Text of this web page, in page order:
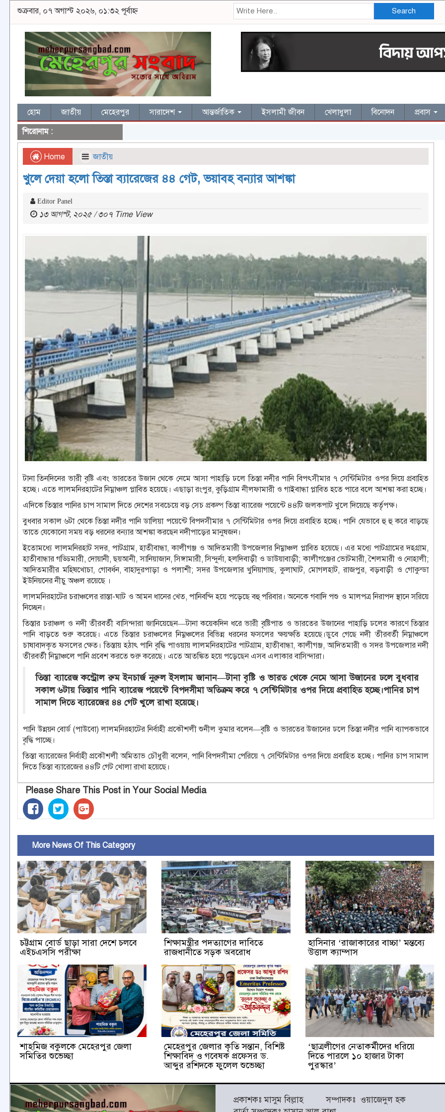
শুক্রবার, ০৭ অগাস্ট ২০২৬, ০১:৩২ পূর্বাহ্ন Search
হোম জাতীয় মেহেরপুর সারাদেশ আন্তর্জাতিক ইসলামী জীবন খেলাধুলা বিনোদন প্রবাস
শিরোনাম :
Home জাতীয়
খুলে দেয়া হলো তিস্তা ব্যারেজের ৪৪ গেট, ভয়াবহ বন্যার আশঙ্কা
Editor Panel
১৩ আগস্ট, ২০২৫ / ৩০৭ Time View
টানা তিনদিনের ভারী বৃষ্টি এবং ভারতের উজান থেকে নেমে আসা পাহাড়ি ঢলে তিস্তা নদীর পানি বিপৎসীমার ৭ সেন্টিমিটার ওপর দিয়ে প্রবাহিত
হচ্ছে। এতে লালমনিরহাটের নিম্নাঞ্চল প্লাবিত হয়েছে। এছাড়া রংপুর, কুড়িগ্রাম নীলফামারী ও গাইবান্ধা প্লাবিত হতে পারে বলে আশঙ্কা করা হচ্ছে।
এদিকে তিস্তার পানির চাপ সামাল দিতে দেশের সবচেয়ে বড় সেচ প্রকল্প তিস্তা ব্যারেজ পয়েন্টে ৪৪টি জলকপাট খুলে দিয়েছে কর্তৃপক্ষ।
বুধবার সকাল ৬টা থেকে তিস্তা নদীর পানি ডালিয়া পয়েন্টে বিপদসীমার ৭ সেন্টিমিটার ওপর দিয়ে প্রবাহিত হচ্ছে। পানি যেভাবে হু হু করে বাড়ছে
তাতে যেকোনো সময় বড় ধরনের বন্যার আশঙ্কা করছেন নদীপাড়ের মানুষজন।
ইতোমধ্যে লালমনিরহাট সদর, পাটগ্রাম, হাতীবান্ধা, কালীগঞ্জ ও আদিতমারী উপজেলার নিম্নাঞ্চল প্লাবিত হয়েছে। এর মধ্যে পাটগ্রামের দহগ্রাম,
হাতীবান্ধার গড্ডিমারী, দোয়ানী, ছয়আনী, সানিয়াজান, সিঙ্গামারী, সিন্দুর্না, হলদিবাড়ী ও ডাউয়াবাড়ী; কালীগঞ্জের ভোটমারী, শৈলমারী ও নোহালী;
আদিতমারীর মহিষখোচা, গোবর্ধন, বাহাদুরপাড়া ও পলাশী; সদর উপজেলার খুনিয়াগাছ, কুলাঘাট, মোগলহাট, রাজপুর, বড়বাড়ী ও গোকুন্ডা
ইউনিয়নের নীচু অঞ্চল রয়েছে ।
লালমনিরহাটের চরাঞ্চলের রাস্তা-ঘাট ও আমন ধানের খেত, পানিবন্দি হয়ে পড়েছে বহু পরিবার। অনেকে গবাদি পশু ও মালপত্র নিরাপদ স্থানে সরিয়ে
নিচ্ছেন।
তিস্তার চরাঞ্চল ও নদী তীরবর্তী বাসিন্দারা জানিয়েছেন—টানা কয়েকদিন ধরে ভারী বৃষ্টিপাত ও ভারতের উজানের পাহাড়ি ঢলের কারণে তিস্তার
পানি বাড়তে শুরু করেছে। এতে তিস্তার চরাঞ্চলের নিম্নঞ্চলের বিভিন্ন ধরনের ফসলের ক্ষয়ক্ষতি হয়েছে।ডুবে গেছে নদী তীরবর্তী নিম্নাঞ্চলে
চাষাবাদকৃত ফসলের ক্ষেত। তিস্তায় হঠাৎ পানি বৃদ্ধি পাওয়ায় লালমনিরহাটের পাটগ্রাম, হাতীবান্ধা, কালীগঞ্জ, আদিতমারী ও সদর উপজেলার নদী
তীরবর্তী নিম্নাঞ্চলে পানি প্রবেশ করতে শুরু করেছে। এতে আতঙ্কিত হয়ে পড়েছেন এসব এলাকার বাসিন্দারা।
তিস্তা ব্যারেজ কন্ট্রোল রুম ইনচার্জ নুরুল ইসলাম জানান—টানা বৃষ্টি ও ভারত থেকে নেমে আসা উজানের ঢলে বুধবার
সকাল ৬টায় তিস্তার পানি ব্যারেজ পয়েন্টে বিপদসীমা অতিক্রম করে ৭ সেন্টিমিটার ওপর দিয়ে প্রবাহিত হচ্ছে।পানির চাপ
সামাল দিতে ব্যারেজের ৪৪ গেট খুলে রাখা হয়েছে।
পানি উন্নয়ন বোর্ড (পাউবো) লালমনিরহাটের নির্বাহী প্রকৌশলী শুনীল কুমার বলেন—বৃষ্টি ও ভারতের উজানের ঢলে তিস্তা নদীর পানি ব্যাপকভাবে
বৃদ্ধি পাচ্ছে।
তিস্তা ব্যারেজের নির্বাহী প্রকৌশলী অমিতাভ চৌধুরী বলেন, পানি বিপদসীমা পেরিয়ে ৭ সেন্টিমিটার ওপর দিয়ে প্রবাহিত হচ্ছে। পানির চাপ সামাল
দিতে তিস্তা ব্যারেজের ৪৪টি গেট খোলা রাখা হয়েছে।
Please Share This Post in Your Social Media
More News Of This Category
চট্টগ্রাম বোর্ড ছাড়া সারা দেশে চলবে
এইচএসসি পরীক্ষা
শিক্ষামন্ত্রীর পদত্যাগের দাবিতে
রাজধানীতে সড়ক অবরোধ
হাসিনার ‘রাজাকারের বাচ্চা’ মন্তব্যে
উত্তাল ক্যাম্পাস
শাহমিজ বকুলকে মেহেরপুর জেলা
সমিতির শুভেচ্ছা
মেহেরপুর জেলার কৃতি সন্তান, বিশিষ্ট
শিক্ষাবিদ ও গবেষক প্রফেসর ড.
আব্দুর রশিদকে ফুলেল শুভেচ্ছা
‘ছাত্রলীগের নেতাকর্মীদের ধরিয়ে
দিতে পারলে ১০ হাজার টাকা
পুরস্কার’
প্রকাশকঃ মাসুম বিল্লাহ সম্পাদকঃ ওয়াজেদুল হক